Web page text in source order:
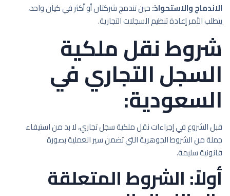
الاندماج والاستحواذ:حين تندمج شركتان أو أكثر في كيان واحد،
يتطلب الأمر إعادة تنظيم السجلات التجارية.
شروط نقل ملكية
السجل التجاري في
السعودية:
قبل الشروع في إجراءات نقل ملكية سجل تجاري، لا بد من استيفاء
جملة من الشروط الجوهرية التي تضمن سير العملية بصورة
قانونية سليمة.
أولاً: الشروط المتعلقة